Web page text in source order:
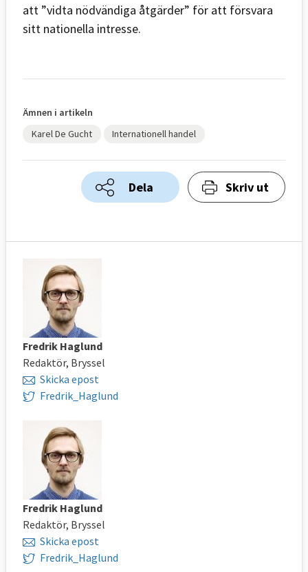
att ”vidta nödvändiga åtgärder” för att försvara
sitt nationella intresse.
Ämnen i artikeln
Karel De Gucht
Internationell handel
Dela Skriv ut
Fredrik Haglund
Redaktör, Bryssel
Skicka epost
Fredrik_Haglund
Fredrik Haglund
Redaktör, Bryssel
Skicka epost
Fredrik_Haglund